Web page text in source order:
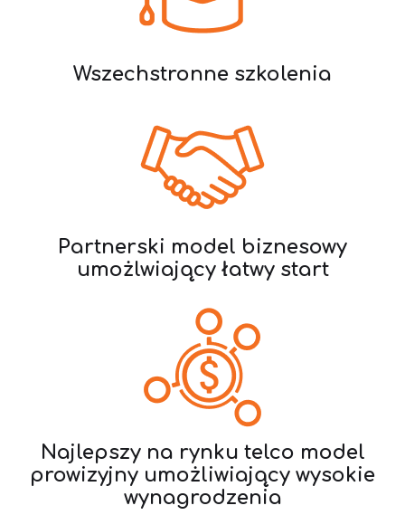
Wszechstronne szkolenia
Partnerski model biznesowy
umożlwiający łatwy start
Najlepszy na rynku telco model
prowizyjny umożliwiający wysokie
wynagrodzenia